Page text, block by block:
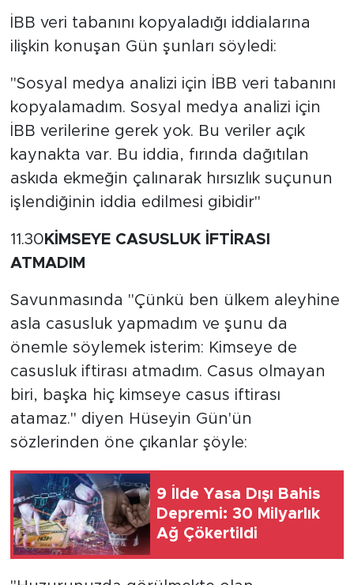
İBB veri tabanını kopyaladığı iddialarına
ilişkin konuşan Gün şunları söyledi:
"Sosyal medya analizi için İBB veri tabanını
kopyalamadım. Sosyal medya analizi için
İBB verilerine gerek yok. Bu veriler açık
kaynakta var. Bu iddia, fırında dağıtılan
askıda ekmeğin çalınarak hırsızlık suçunun
işlendiğinin iddia edilmesi gibidir"
11.30 KİMSEYE CASUSLUK İFTİRASI
ATMADIM
Savunmasında "Çünkü ben ülkem aleyhine
asla casusluk yapmadım ve şunu da
önemle söylemek isterim: Kimseye de
casusluk iftirası atmadım. Casus olmayan
biri, başka hiç kimseye casus iftirası
atamaz." diyen Hüseyin Gün'ün
sözlerinden öne çıkanlar şöyle:
9 İlde Yasa Dışı Bahis
Depremi: 30 Milyarlık
Ağ Çökertildi